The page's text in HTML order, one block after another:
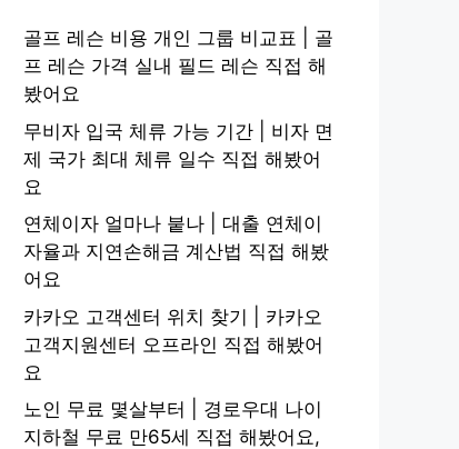
골프 레슨 비용 개인 그룹 비교표 | 골
프 레슨 가격 실내 필드 레슨 직접 해
봤어요
무비자 입국 체류 가능 기간 | 비자 면
제 국가 최대 체류 일수 직접 해봤어
요
연체이자 얼마나 붙나 | 대출 연체이
자율과 지연손해금 계산법 직접 해봤
어요
카카오 고객센터 위치 찾기 | 카카오
고객지원센터 오프라인 직접 해봤어
요
노인 무료 몇살부터 | 경로우대 나이
지하철 무료 만65세 직접 해봤어요,